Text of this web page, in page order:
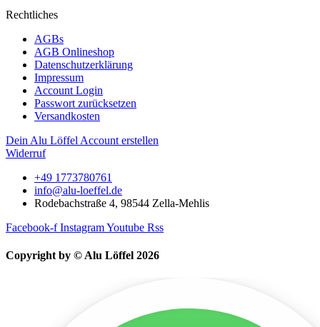
Rechtliches
AGBs
AGB Onlineshop
Datenschutzerklärung
Impressum
Account Login
Passwort zurücksetzen
Versandkosten
Dein Alu Löffel Account erstellen
Widerruf
+49 1773780761
info@alu-loeffel.de
Rodebachstraße 4, 98544 Zella-Mehlis
Facebook-f InstagramYoutube Rss
Copyright by © Alu Löffel 2026